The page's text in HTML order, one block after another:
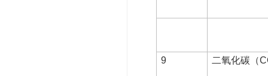
9 二氧化碳（